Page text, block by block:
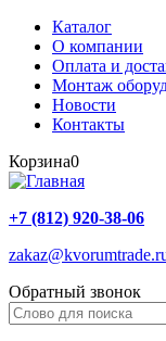
Каталог
О компании
Оплата и
Монтаж
Новости
Контакты
Корзина0
+7 (812) 920-38-06
Обратный звонок